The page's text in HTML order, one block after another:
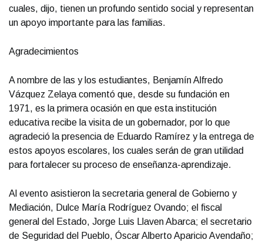
cuales, dijo, tienen un profundo sentido social y representan
un apoyo importante para las familias.
Agradecimientos
A nombre de las y los estudiantes, Benjamín Alfredo
Vázquez Zelaya comentó que, desde su fundación en
1971, es la primera ocasión en que esta institución
educativa recibe la visita de un gobernador, por lo que
agradeció la presencia de Eduardo Ramírez y la entrega de
estos apoyos escolares, los cuales serán de gran utilidad
para fortalecer su proceso de enseñanza-aprendizaje.
Al evento asistieron la secretaria general de Gobierno y
Mediación, Dulce María Rodríguez Ovando; el fiscal
general del Estado, Jorge Luis Llaven Abarca; el secretario
de Seguridad del Pueblo, Óscar Alberto Aparicio Avendaño;